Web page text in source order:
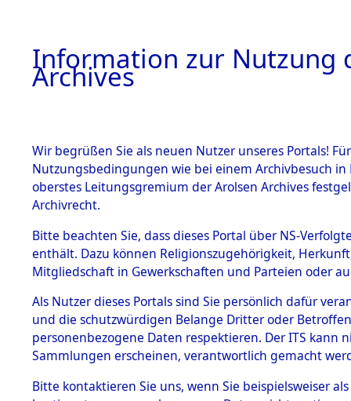
BESTÄNDE
1.
mente
5. Verschiedenes
5.3
Todesmärsche
5.3.1 Alliierte
Erhebungen
of
der
Information zur Nutzung
Archives
Wir begrüßen Sie als neuen Nutzer unseres Portals!
Nutzungsbedingungen wie bei einem Archivbesuch
oberstes Leitungsgremium der Arolsen Archives
Archivrecht.
Bitte beachten Sie, dass dieses Portal über NS-
enthält. Dazu können Religionszugehörigkeit,
Mitgliedschaft in Gewerkschaften und Parteien oder
Als Nutzer dieses Portals sind Sie persönlich dafür
und die schutzwürdigen Belange Dritter oder
personenbezogene Daten respektieren. Der ITS
Sammlungen erscheinen, verantwortlich gemacht
Bitte kontaktieren Sie uns, wenn Sie beispielsweiser